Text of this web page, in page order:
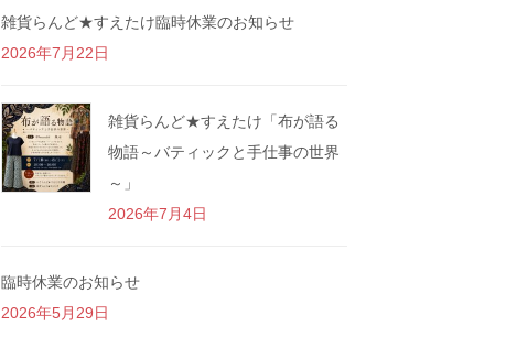
雑貨らんど★すえたけ臨時休業のお知らせ
2026年7月22日
雑貨らんど★すえたけ「布が語る
物語～バティックと手仕事の世界
～」
2026年7月4日
臨時休業のお知らせ
2026年5月29日